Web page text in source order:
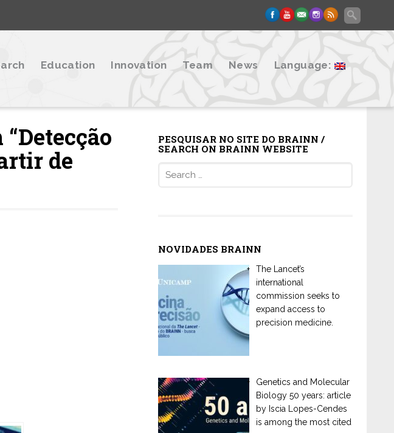
Education Innovation Team News Language:
de
PESQUISAR NO SITE DO BRAINN /
SEARCH ON BRAINN WEBSITE
NOVIDADES BRAINN
The Lancet’s
international
commission seeks to
expand access to
precision medicine.
Genetics and Molecular
Biology 50 years: article
by Iscia Lopes-Cendes
is among the most cited